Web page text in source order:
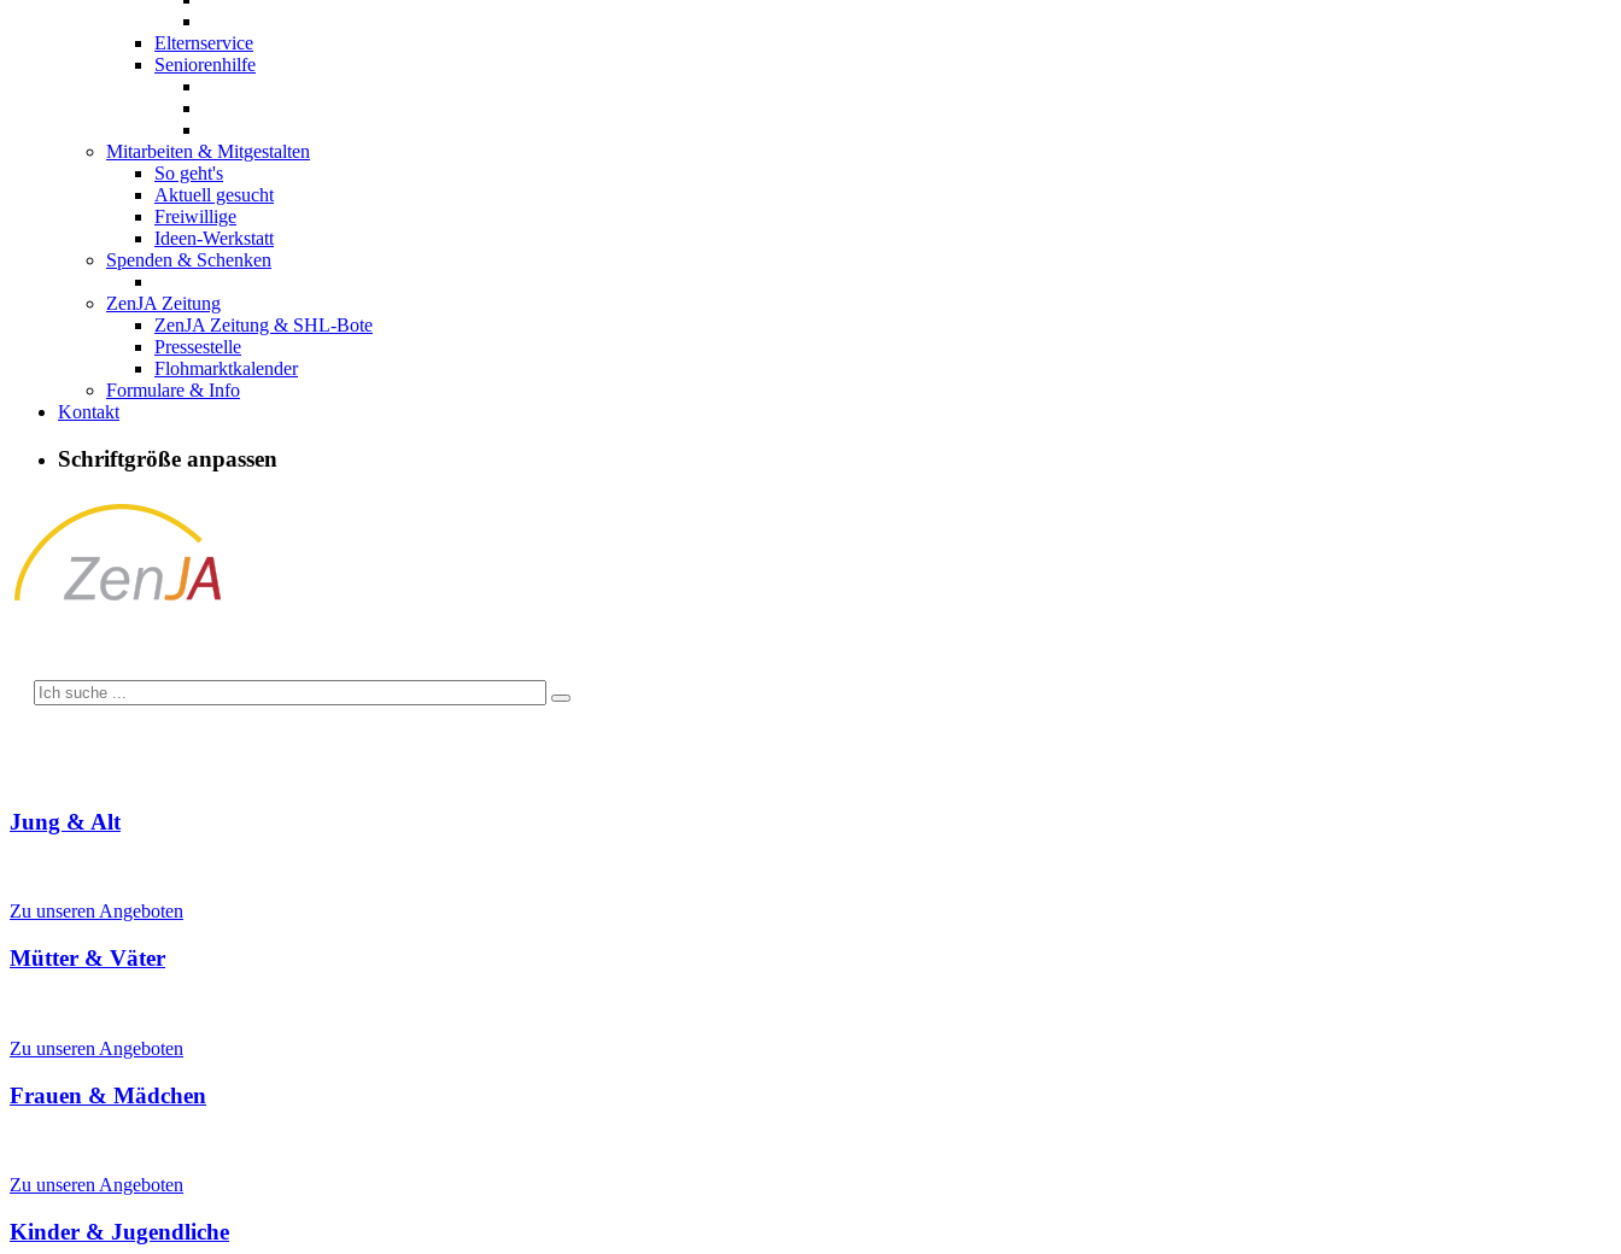
Elternservice
Seniorenhilfe
Mitarbeiten & Mitgestalten
So geht's
Aktuell gesucht
Freiwillige
Ideen-Werkstatt
Spenden & Schenken
ZenJA Zeitung
ZenJA Zeitung & SHL-Bote
Pressestelle
Flohmarktkalender
Formulare & Info
Kontakt
Schriftgröße anpassen
Wo sich Menschen aller Generationen
begegnen
Jung & Alt
Zu unseren Angeboten
Mütter & Väter
Zu unseren Angeboten
Frauen & Mädchen
Zu unseren Angeboten
Kinder & Jugendliche